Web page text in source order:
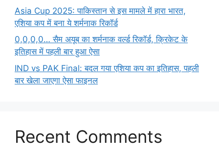
Asia Cup 2025: पाकिस्तान से इस मामले में हारा भारत,
एशिया कप में बना ये शर्मनाक रिकॉर्ड
0,0,0,0… सैम अयूब का शर्मनाक वर्ल्ड रिकॉर्ड, क्रिकेट के
इतिहास में पहली बार हुआ ऐसा
IND vs PAK Final: बदल गया एशिया कप का इतिहास, पहली
बार खेला जाएगा ऐसा फाइनल
Recent Comments